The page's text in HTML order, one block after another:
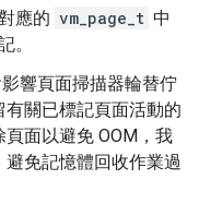
應的 vm_page_t 中
。
響頁面掃描器輪替佇
關已標記頁面活動的
面以避免 OOM，我
免記憶體回收作業過